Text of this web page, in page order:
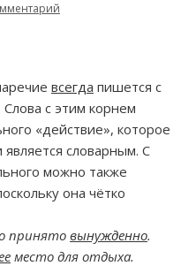
всегда пишется с
с этим корнем
«действие», которое
словарным. С
можно также
она чётко
принято вынужденно.
место для отдыха.